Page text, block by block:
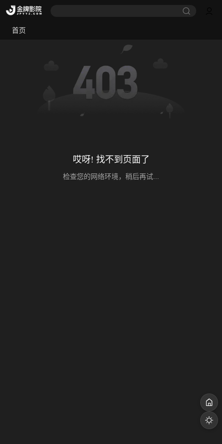
首页
哎呀! 找不到页面了
检查您的网络环境，稍后再试...